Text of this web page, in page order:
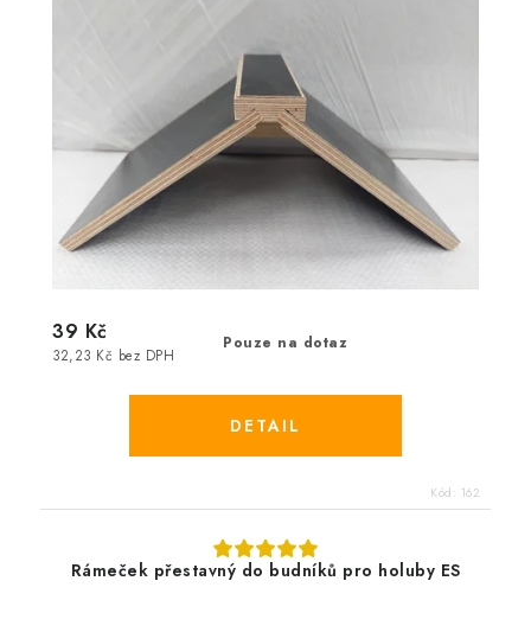
Pouze na dotaz
32,23 Kč bez DPH
39 Kč
Kód: 162
Rámeček přestavný do budníků pro holuby ES